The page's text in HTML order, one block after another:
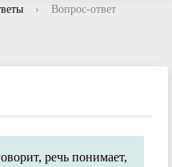
› Вопрос-ответ
речь понимает,